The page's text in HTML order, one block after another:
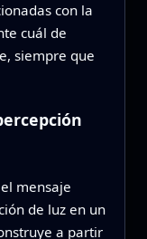
con la
cuál de
siempre que
mensaje
de luz en un
a partir